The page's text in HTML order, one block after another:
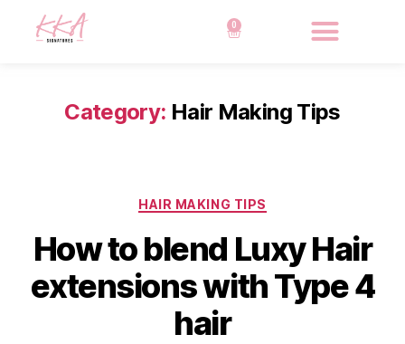
0
Category: Hair Making Tips
HAIR MAKING TIPS
How to blend Luxy Hair
extensions with Type 4
hair